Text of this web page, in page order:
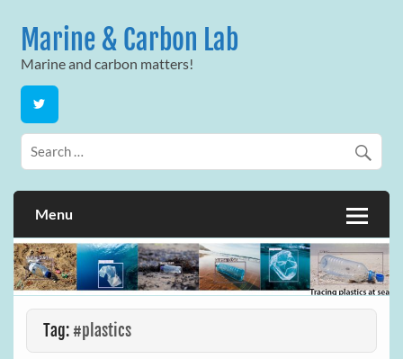
contentMarine & Carbon Lab
Marine and carbon matters!
Menu
Tag:#plastics